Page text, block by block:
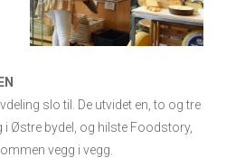
slo til. De utvidet en, to og tre
i Østre bydel, og hilste Foodstory,
vegg i vegg.